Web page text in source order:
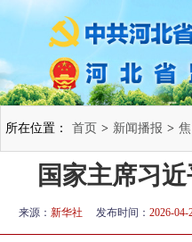
所在位置： 首页 > 新闻播报 >
国家主席习
来源： 新华社 发布时间： 2026-04-